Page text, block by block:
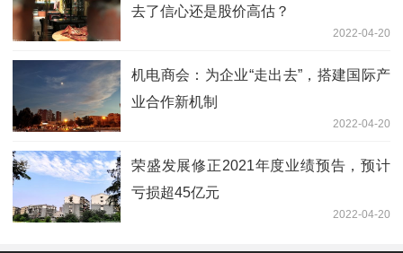
去了信心还是股价高估？
2022-04-20
机电商会：为企业“走出去”，搭建国际产
业合作新机制
2022-04-20
荣盛发展修正2021年度业绩预告，预计
亏损超45亿元
2022-04-20